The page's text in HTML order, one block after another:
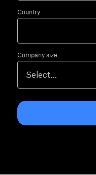
Country:
Company size: